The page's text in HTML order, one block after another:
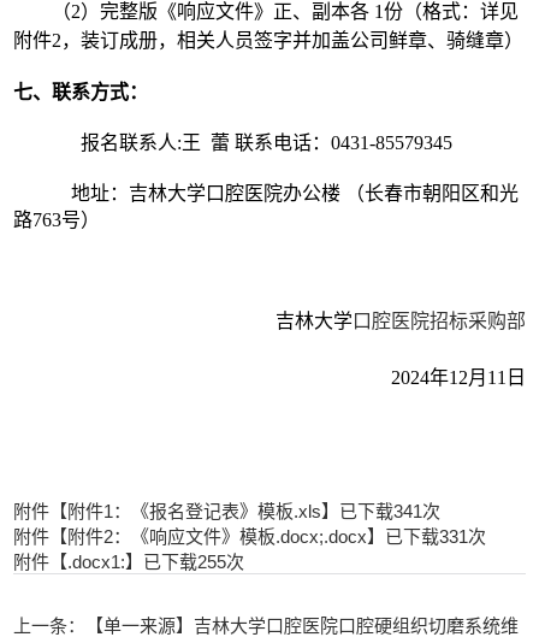
（2）完整版《响应文件》正、副本各 1份（格式：详见
附件2，装订成册，相关人员签字并加盖公司鲜章、骑缝章）
七、联系方式：
报名联系人:王 蕾 联系电话：0431-85579345
地址：吉林大学口腔医院办公楼
（长春市朝阳区和光
路763号）
吉林大学口腔医院招标采购部
2024年12月11日
附件【附件1：《报名登记表》模板.xls】已下载341次
附件【附件2：《响应文件》模板.docx;.docx】已下载331次
附件【.docx1:】已下载255次
上一条：【单一来源】吉林大学口腔医院口腔硬组织切磨系统维